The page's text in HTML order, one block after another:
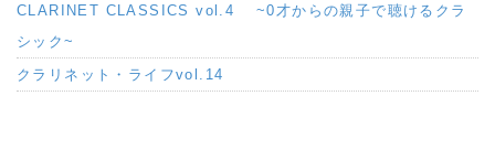
CLARINET CLASSICS vol.4 ~0才からの親子で聴けるクラ
シック~
クラリネット・ライフvol.14